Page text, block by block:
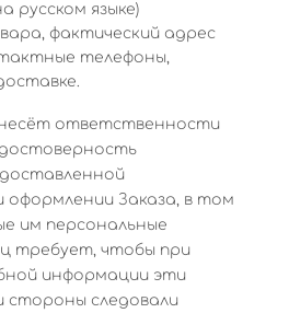
русском языке)
фактический адрес
телефоны,
ответственности
оформлении Заказа, в том
им персональные
требует, чтобы при
информации эти
следовали